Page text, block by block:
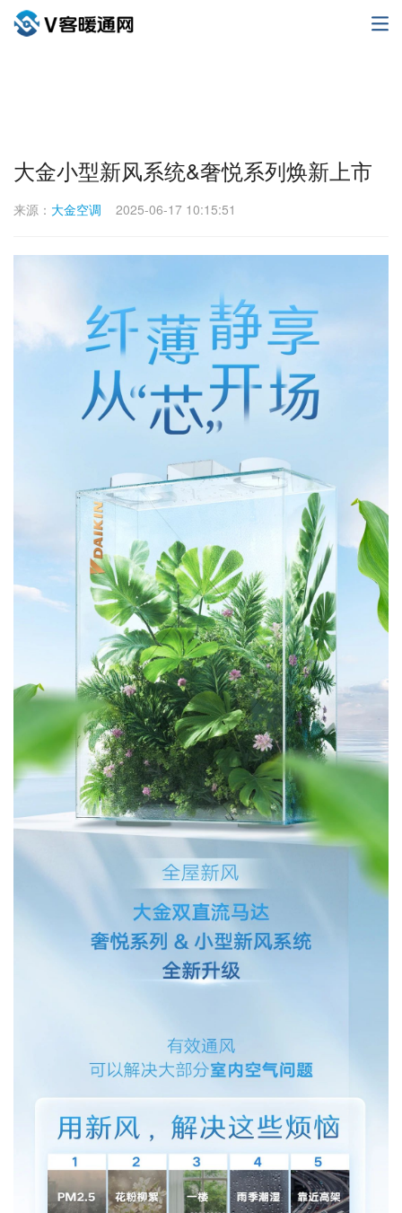
大金小型新风系统&奢悦系列焕新上市
来源： 大金空调 2025-06-17 10:15:51